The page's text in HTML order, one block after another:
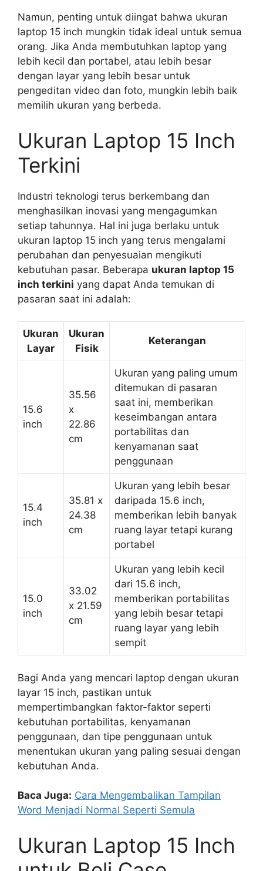
Namun, penting untuk diingat bahwa ukuran
laptop 15 inch mungkin tidak ideal untuk semua
orang. Jika Anda membutuhkan laptop yang
lebih kecil dan portabel, atau lebih besar
dengan layar yang lebih besar untuk
pengeditan video dan foto, mungkin lebih baik
memilih ukuran yang berbeda.
Ukuran Laptop 15 Inch
Terkini
Industri teknologi terus berkembang dan
menghasilkan inovasi yang mengagumkan
setiap tahunnya. Hal ini juga berlaku untuk
ukuran laptop 15 inch yang terus mengalami
perubahan dan penyesuaian mengikuti
kebutuhan pasar. Beberapa ukuran laptop 15
inch terkini yang dapat Anda temukan di
pasaran saat ini adalah:
Ukuran
Layar
Ukuran
Fisik
Keterangan
15.6
inch
35.56
x
22.86
cm
Ukuran yang paling umum
ditemukan di pasaran
saat ini, memberikan
keseimbangan antara
portabilitas dan
kenyamanan saat
penggunaan
15.4
inch
35.81 x
24.38
cm
Ukuran yang lebih besar
daripada 15.6 inch,
memberikan lebih banyak
ruang layar tetapi kurang
portabel
15.0
inch
33.02
x 21.59
cm
Ukuran yang lebih kecil
dari 15.6 inch,
memberikan portabilitas
yang lebih besar tetapi
ruang layar yang lebih
sempit
Bagi Anda yang mencari laptop dengan ukuran
layar 15 inch, pastikan untuk
mempertimbangkan faktor-faktor seperti
kebutuhan portabilitas, kenyamanan
penggunaan, dan tipe penggunaan untuk
menentukan ukuran yang paling sesuai dengan
kebutuhan Anda.
Baca Juga: Cara Mengembalikan Tampilan
Word Menjadi Normal Seperti Semula
Ukuran Laptop 15 Inch